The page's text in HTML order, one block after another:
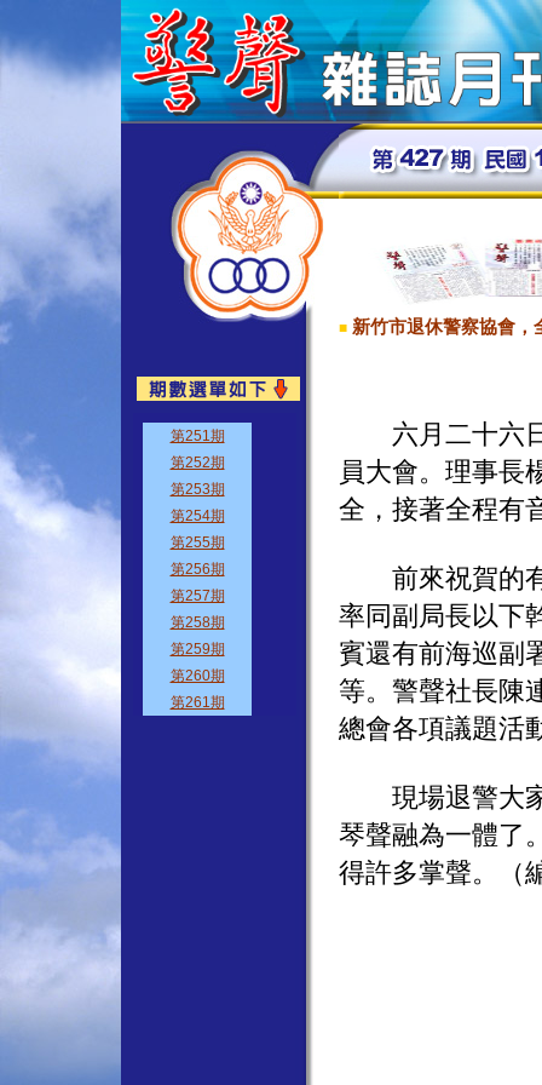
■ 新竹市退休警察協會，
六月二十六日
員大會。理事長
全，接著全程有
前來祝賀的有
率同副局長以下
賓還有前海巡副
等。警聲社長陳
總會各項議題活
現場退警大家
琴聲融為一體了
得許多掌聲。